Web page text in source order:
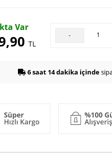
Var
TL
-
6 saat 14 dakika içinde